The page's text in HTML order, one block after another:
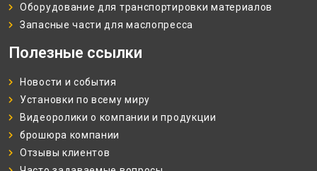
Оборудование для транспортировки материалов
Запасные части для маслопресса
Полезные ссылки
Новости и события
Установки по всему миру
Видеоролики о компании и продукции
брошюра компании
Отзывы клиентов